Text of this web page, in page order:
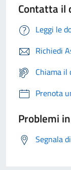
Contatta il
Leggi le
Richiedi
Chiama
Prenota
Problemi
Segnala